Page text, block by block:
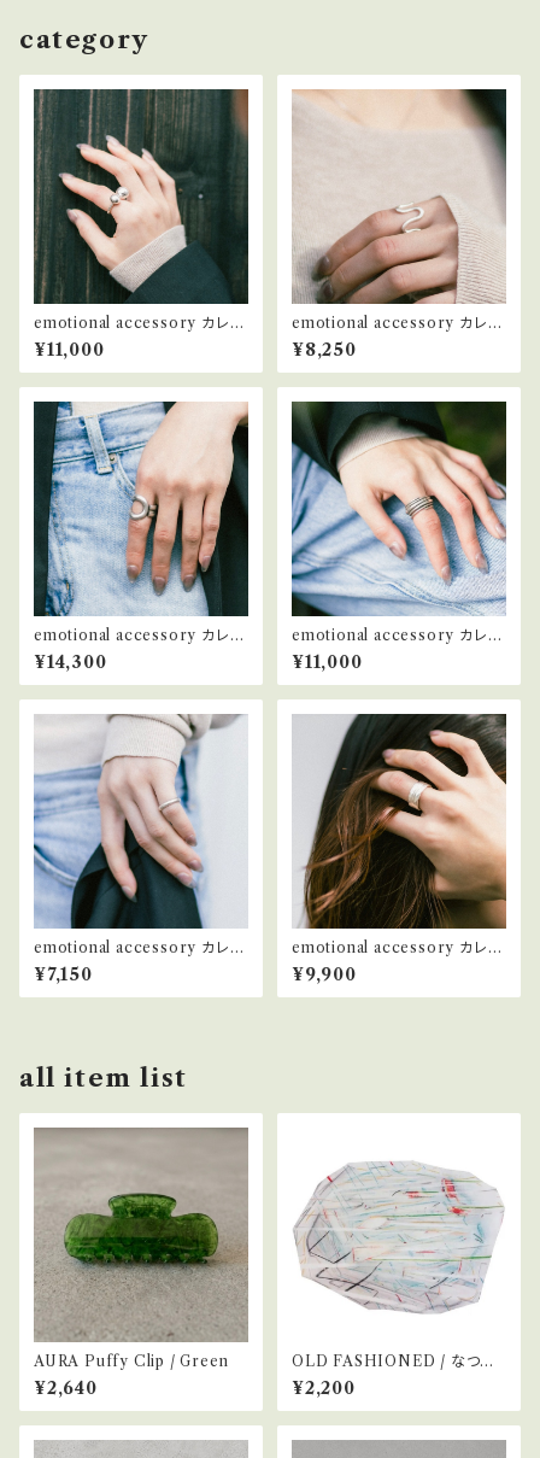
category
emotional accessory カレン
シルバー リング #4
¥11,000
emotional accessory カレン
シルバー リング #6
¥8,250
emotional accessory カレン
シルバー リング #2
¥14,300
emotional accessory カレン
シルバー リング #9
¥11,000
emotional accessory カレン
シルバー リング #20
¥7,150
emotional accessory カレン
シルバー リング #14
¥9,900
all item list
AURA Puffy Clip / Green
¥2,640
OLD FASHIONED / なつの
ぜんぶ
¥2,200